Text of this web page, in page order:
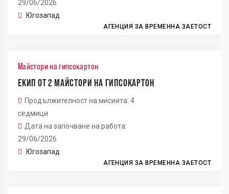
29/06/2026
Югозапад
АГЕНЦИЯ ЗА ВРЕМЕННА ЗАЕТОСТ
Майстори на гипсокартон
ЕКИП ОТ 2 МАЙСТОРИ НА ГИПСОКАРТОН
Продължителност на мисията: 4
седмици
Дата на започване на работа:
29/06/2026
Югозапад
АГЕНЦИЯ ЗА ВРЕМЕННА ЗАЕТОСТ